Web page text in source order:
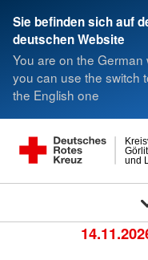
Sie befinden sich auf
deutschen Website
You are on the German
you can use the switch
the English one
und